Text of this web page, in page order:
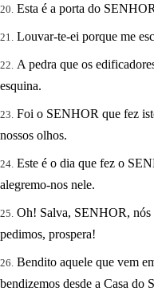
Esta é a porta do
Louvar-te-ei porque me
A pedra que os
esquina.
Foi o SENHOR que fez
nossos olhos.
Este é o dia que fez o
alegremo-nos nele.
Oh! Salva, SENHOR,
pedimos, prospera!
Bendito aquele que vem
bendizemos desde a Casa do